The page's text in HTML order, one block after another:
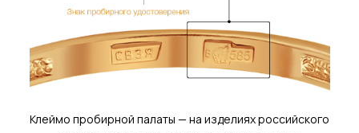
Клеймо пробирной палаты — на изделиях российского